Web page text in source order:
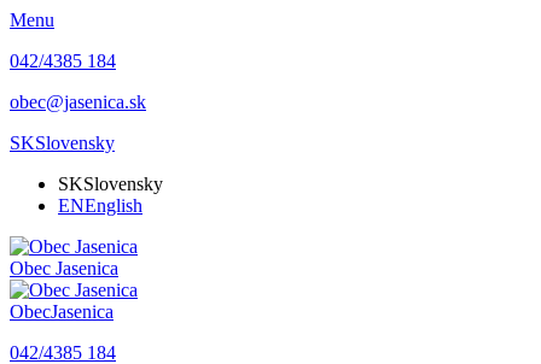
Menu
042/4385 184
obec@jasenica.sk
SKSlovensky
SKSlovensky
ENEnglish
Obec Jasenica
ObecJasenica
042/4385 184